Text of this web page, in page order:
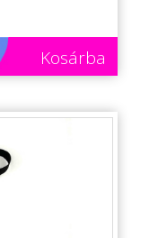
Kosárba